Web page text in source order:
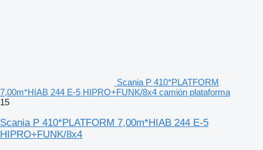
Scania P 410*PLATFORM
7,00m*HIAB 244 E-5 HIPRO+FUNK/8x4 camión plataforma
15
Scania P 410*PLATFORM 7,00m*HIAB 244 E-5
HIPRO+FUNK/8x4